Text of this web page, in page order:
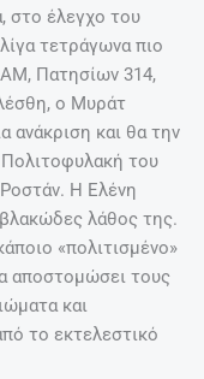
στο έλεγχο του
τετράγωνα πιο
Πατησίων 314,
ο Μυράτ
ανάκριση και θα την
του
Η Ελένη
λάθος της.
«πολιτισμένο»
αποστομώσει τους
και
το εκτελεστικό